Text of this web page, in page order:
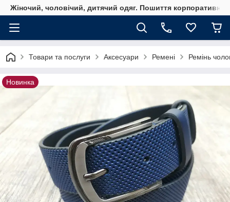
Жіночий, чоловічий, дитячий одяг. Пошиття
Товари та послуги Аксесуари Ремені Ремінь
Новинка